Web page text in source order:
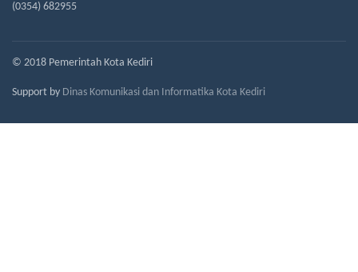
(0354) 682955
© 2018 Pemerintah Kota Kediri
Support by Dinas Komunikasi dan Informatika Kota Kediri